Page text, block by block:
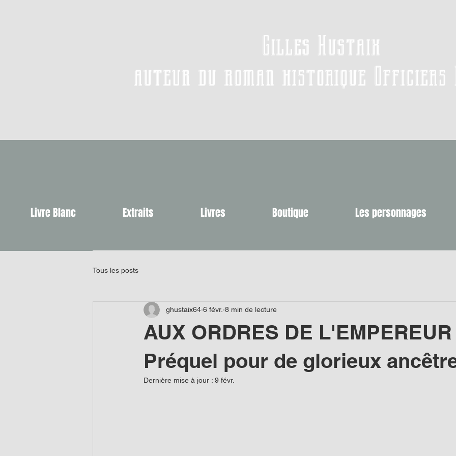
Gilles Hustaix
auteur du roman historique Officiers
Livre Blanc Extraits Livres Boutique Les personnages
Tous les posts
AUX ORDRES DE L'EMPEREUR
Préquel pour de glorieux
ghustaix64 6 févr. 8 min de lecture
Dernière mise à jour : 9 févr.